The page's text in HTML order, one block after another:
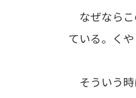
なぜならこ
ている。く
そういう時